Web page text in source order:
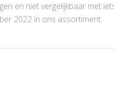
en niet vergelijkbaar met
2022 in ons assortiment.